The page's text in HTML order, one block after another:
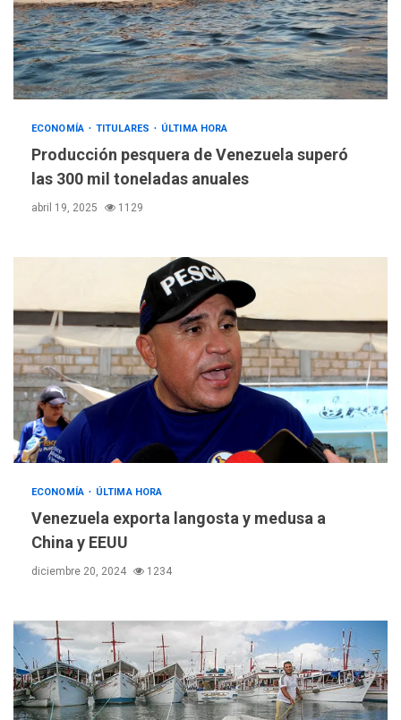
ECONOMÍA TITULARES ÚLTIMA HORA
Producción pesquera de Venezuela superó
las 300 mil toneladas anuales
abril 19, 2025 1129
ECONOMÍA ÚLTIMA HORA
Venezuela exporta langosta y medusa a
China y EEUU
diciembre 20, 2024 1234